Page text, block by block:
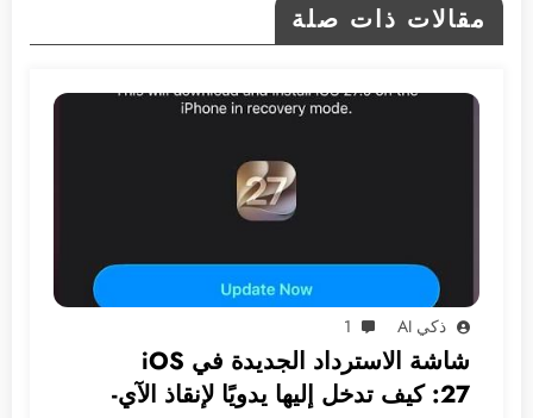
مقالات ذات صلة
ذكي AI 1
شاشة الاسترداد الجديدة في iOS
27: كيف تدخل إليها يدويًا لإنقاذ الآي-